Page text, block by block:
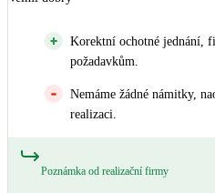
Korektní ochotné jednání,
požadavkům.
Nemáme žádné námitky,
realizaci.
Poznámka od realizační firmy